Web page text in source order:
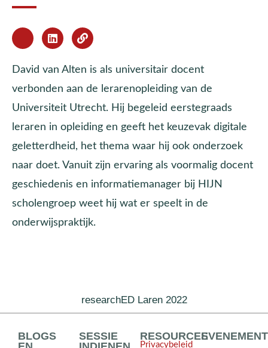
David van Alten is als universitair docent
verbonden aan de lerarenopleiding van de
Universiteit Utrecht. Hij begeleid eerstegraads
leraren in opleiding en geeft het keuzevak digitale
geletterdheid, het thema waar hij ook onderzoek
naar doet. Vanuit zijn ervaring als voormalig docent
geschiedenis en informatiemanager bij HIJN
scholengroep weet hij wat er speelt in de
onderwijspraktijk.
researchED Laren 2022
BLOGS
SESSIE
RESOURCES
Privacybeleid